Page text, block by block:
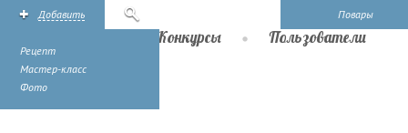
Повары
Добавить
Рецепт
Мастер-класс
Фото
Конкурсы Пользователи